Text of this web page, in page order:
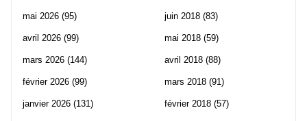
mai 2026 (95)
avril 2026 (99)
mars 2026 (144)
février 2026 (99)
janvier 2026 (131)
juin 2018 (83)
mai 2018 (59)
avril 2018 (88)
mars 2018 (91)
février 2018 (57)